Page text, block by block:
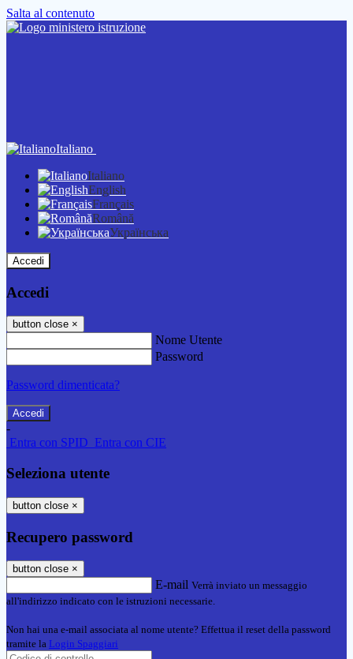
Salta al contenuto
Italiano
Italiano
English
Français
Română
Українська
Accedi
Accedi
button close ×
Nome Utente
Password
Password dimenticata?
-
Entra con SPID Entra con CIE
Seleziona utente
button close ×
Recupero password
button close ×
E-mail Verrà inviato un messaggio
all'indirizzo indicato con le istruzioni necessarie.
Non hai una e-mail associata al nome utente? Effettua il reset della password
tramite la Login Spaggiari